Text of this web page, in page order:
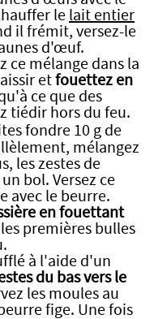
le lait entier
il frémit, versez-le
d'œuf.
ce mélange dans la
et fouettez en
ce que des
tiédir hors du feu.
fondre 10 g de
mélangez
les zestes de
bol. Versez ce
avec le beurre.
en fouettant
premières bulles
à l'aide d'un
du bas vers le
les moules au
fige. Une fois